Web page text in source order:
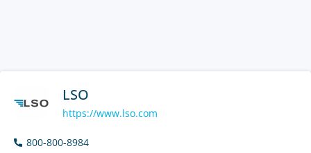
LSO
https://www.lso.com
800-800-8984